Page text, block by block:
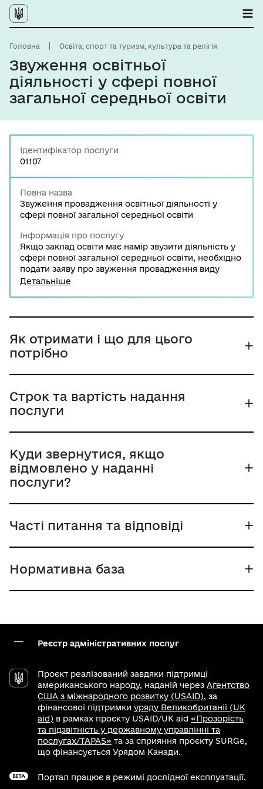
Головна Освіта, спорт та туризм, культура та релігія
Звуження освітньої
діяльності у сфері повної
загальної середньої освіти
Ідентифікатор послуги
01107
Повна назва
Звуження провадження освітньої діяльності у
сфері повної загальної середньої освіти
Інформація про послугу
Якщо заклад освіти має намір звузити діяльність у
сфері повної загальної середньої освіти, необхідно
подати заяву про звуження провадження виду
господарської діяльності до органу ліцензування.
Детальніше
Як отримати і що для цього
потрібно
Строк та вартість надання
послуги
Куди звернутися, якщо
відмовлено у наданні
послуги?
Часті питання та відповіді
Нормативна база
Реєстр адміністративних послуг
Проєкт реалізований завдяки підтримці
американського народу, наданій через Агентство
США з міжнародного розвитку (USAID), за
фінансової підтримки уряду Великобританії (UK
aid) в рамках проєкту USAID/UK aid «Прозорість
та підзвітність у державному управлінні та
послугах/TAPAS» та за сприяння проєкту SURGe,
що фінансується Урядом Канади.
Портал працює в режимі дослідної експлуатації.